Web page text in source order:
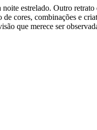
noite estrelado. Outro
de cores, combinações e
que merece ser